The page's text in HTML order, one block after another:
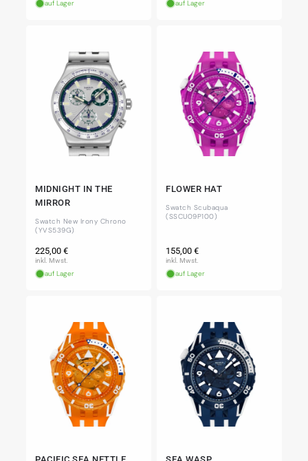
auf Lager auf Lager
MIDNIGHT IN THE
MIRROR
Swatch New Irony Chrono
(YVS539G)
Normaler
Preis
225,00 €
inkl. Mwst.
auf Lager
FLOWER HAT
Swatch Scubaqua
(SSCU09P100)
Normaler
Preis
155,00 €
inkl. Mwst.
auf Lager